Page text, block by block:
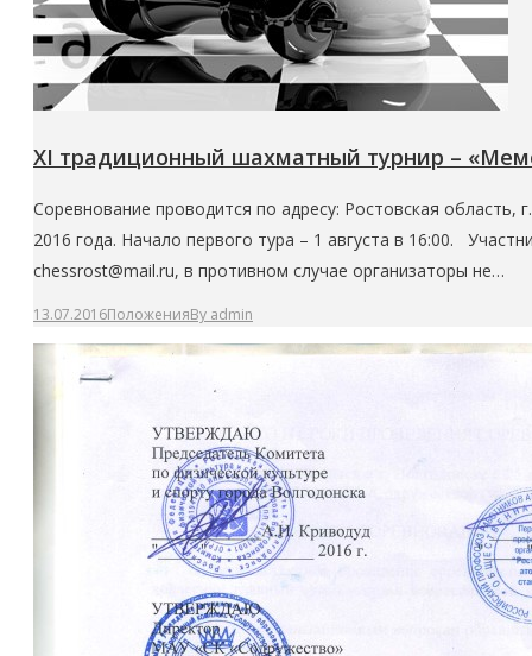
ХI традиционный шахматный турнир –
Соревнование проводится по адресу: Ростовская область,
2016 года. Начало первого тура – 1 августа в 16:00.
chessrost@mail.ru, в противном случае организаторы не…
13.07.2016ПоложенияBy admin